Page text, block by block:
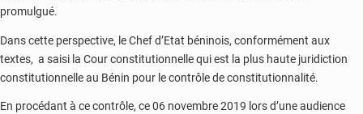
promulgué.
Dans cette perspective, le Chef d’Etat béninois, conformément aux
textes, a saisi la Cour constitutionnelle qui est la plus haute juridiction
constitutionnelle au Bénin pour le contrôle de constitutionnalité.
En procédant à ce contrôle, ce 06 novembre 2019 lors d’une audience